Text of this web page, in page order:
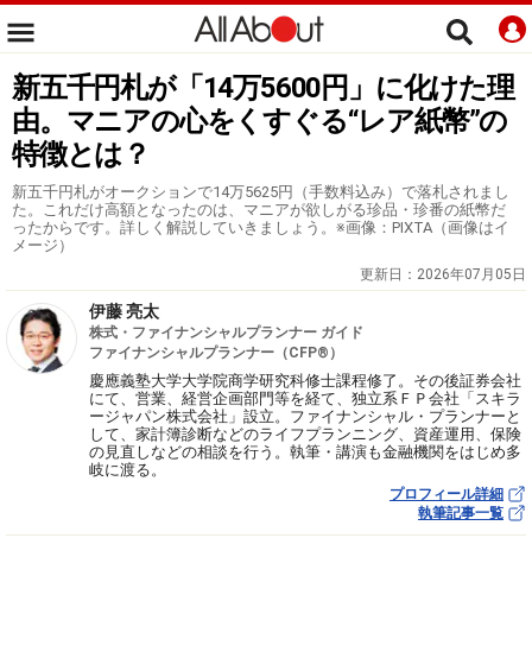
新五千円札が「14万5600円」に化けた理
由。マニアの心をくすぐる“レア紙幣”の
特徴とは？
新五千円札がオークションで14万5625円（手数料込み）で落札されまし
た。これだけ高額となったのは、マニアが欲しがる珍品・珍番の紙幣だ
ったからです。詳しく解説していきましょう。※画像：PIXTA（画像はイ
メージ）
更新日： 2026年07月05日
伊藤 亮太
株式・ファイナンシャルプランナー ガイド
ファイナンシャルプランナー（CFP®）
慶應義塾大学大学院商学研究科修士課程修了。その後証券会社
にて、営業、経営企画部門等を経て、独立系ＦＰ会社「スキラ
ージャパン株式会社」設立。ファイナンシャル・プランナーと
して、家計簿診断などのライフプランニング、資産運用、保険
の見直しなどの相談を行う。執筆・講演も金融機関をはじめ多
岐に渡る。
プロフィール詳細
執筆記事一覧